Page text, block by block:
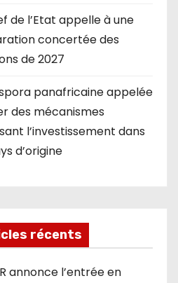
de l’Etat appelle à une
concertée des
de 2027
panafricaine appelée
des mécanismes
l’investissement dans
d’origine
récents
annonce l’entrée en